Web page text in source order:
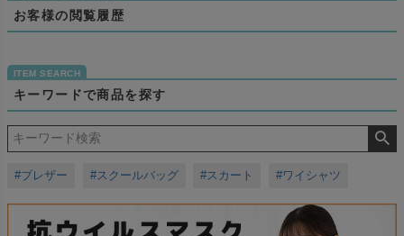
お客様の閲覧履歴
キーワードで商品を探す
#ブレザー #スクールバッグ #スカート #ワイシャツ